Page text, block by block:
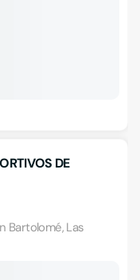
DE
Bartolomé, Las